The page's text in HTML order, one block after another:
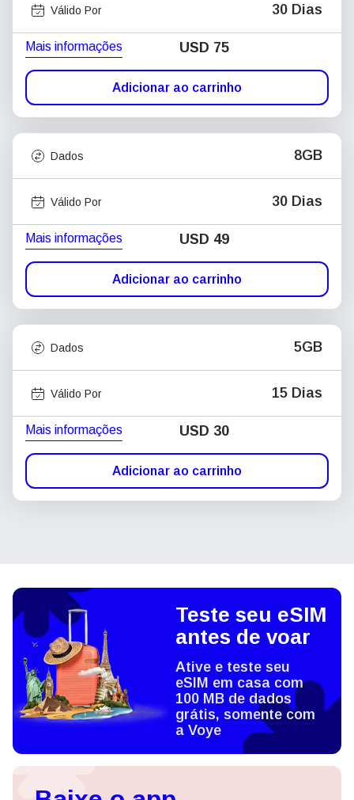
Válido Por 30 Dias
Mais informações USD 75
Adicionar ao carrinho
Dados 8GB
Válido Por 30 Dias
Mais informações USD 49
Adicionar ao carrinho
Dados 5GB
Válido Por 15 Dias
Mais informações USD 30
Adicionar ao carrinho
Teste seu eSIM
antes de voar
Ative e teste seu
eSIM em casa com
100 MB de dados
grátis, somente com
a Voye